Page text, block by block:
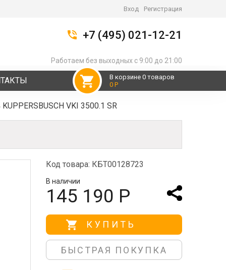
Вход Регистрация
+7 (495) 021-12-21
Работаем без выходных с 9:00 до 21:00
В корзине 0 товаров
0 Р
VKI 3500.1 SR
Код товара: КБТ00128723
В наличии
145 190 Р
КУПИТЬ
БЫСТРАЯ ПОКУПКА